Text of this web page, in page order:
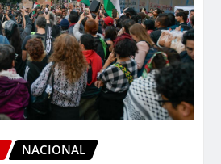
NACIONAL